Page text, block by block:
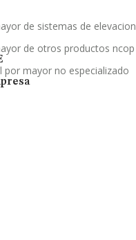
de sistemas de elevacion
de otros productos ncop
por mayor no especializado